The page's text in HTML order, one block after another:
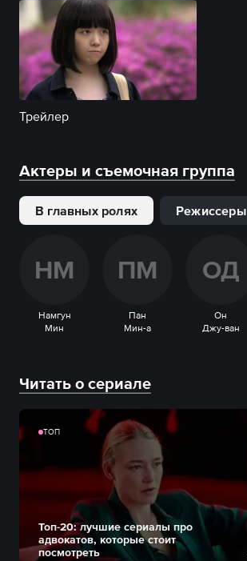
Трейлер
Актеры и съемочная группа
В главных ролях Режиссеры
НМ
Намгун
Мин
ПМ
Пан
Мин-а
ОД
Он
Джу-ван
Читать о сериале
ТОП
Топ-20: лучшие сериалы про
адвокатов, которые стоит
посмотреть